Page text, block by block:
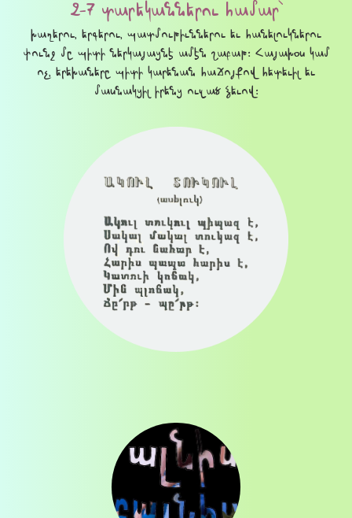
2-7 տարեկաններու համար՝
խաղերու, երգերու, պատմութիւններու եւ հանելուկներու
փունջ մը պիտի ներկայացնէ ամէն շաբաթ։ Հայախօս կամ
ոչ, երեխաները պիտի կարենան հաճոյքով հետեւիլ եւ
մասնակցիլ իրենց ուզած ձեւով։